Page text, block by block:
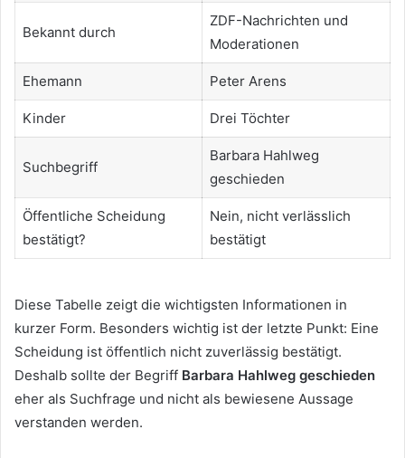
Bekannt durch
ZDF-Nachrichten und
Moderationen
Ehemann Peter Arens
Kinder Drei Töchter
Suchbegriff
Barbara Hahlweg
geschieden
Öffentliche Scheidung
bestätigt?
Nein, nicht verlässlich
bestätigt
Diese Tabelle zeigt die wichtigsten Informationen in
kurzer Form. Besonders wichtig ist der letzte Punkt: Eine
Scheidung ist öffentlich nicht zuverlässig bestätigt.
Deshalb sollte der Begriff Barbara Hahlweg geschieden
eher als Suchfrage und nicht als bewiesene Aussage
verstanden werden.